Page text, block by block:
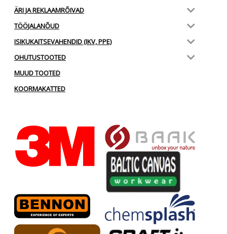
ÄRI JA REKLAAMRÕIVAD
TÖÖJALANÕUD
ISIKUKAITSEVAHENDID (IKV, PPE)
OHUTUSTOOTED
MUUD TOOTED
KOORMAKATTED